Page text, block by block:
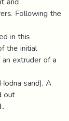
Following the
in this
the initial
extruder of a
sand). A
out